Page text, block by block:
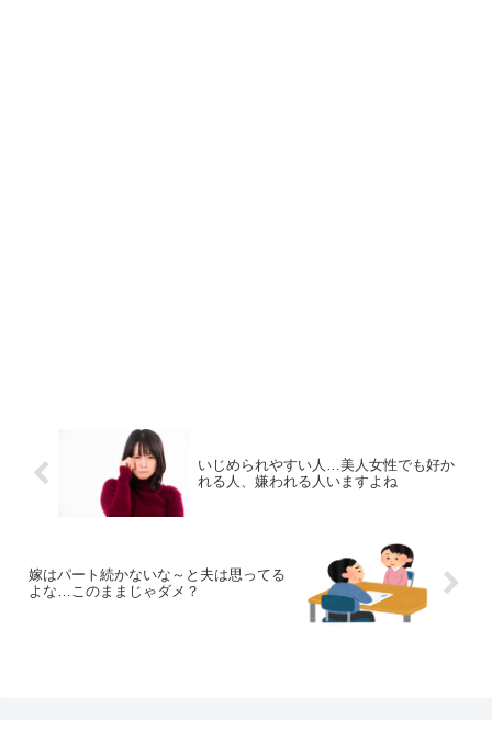
いじめられやすい人…美人女性でも好か
れる人、嫌われる人いますよね
嫁はパート続かないな～と夫は思ってる
よな…このままじゃダメ？